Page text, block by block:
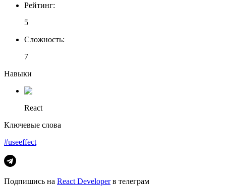
Рейтинг:
5
Сложность:
7
Навыки
React
Ключевые слова
#useeffect
Подпишись на React Developerв телеграм